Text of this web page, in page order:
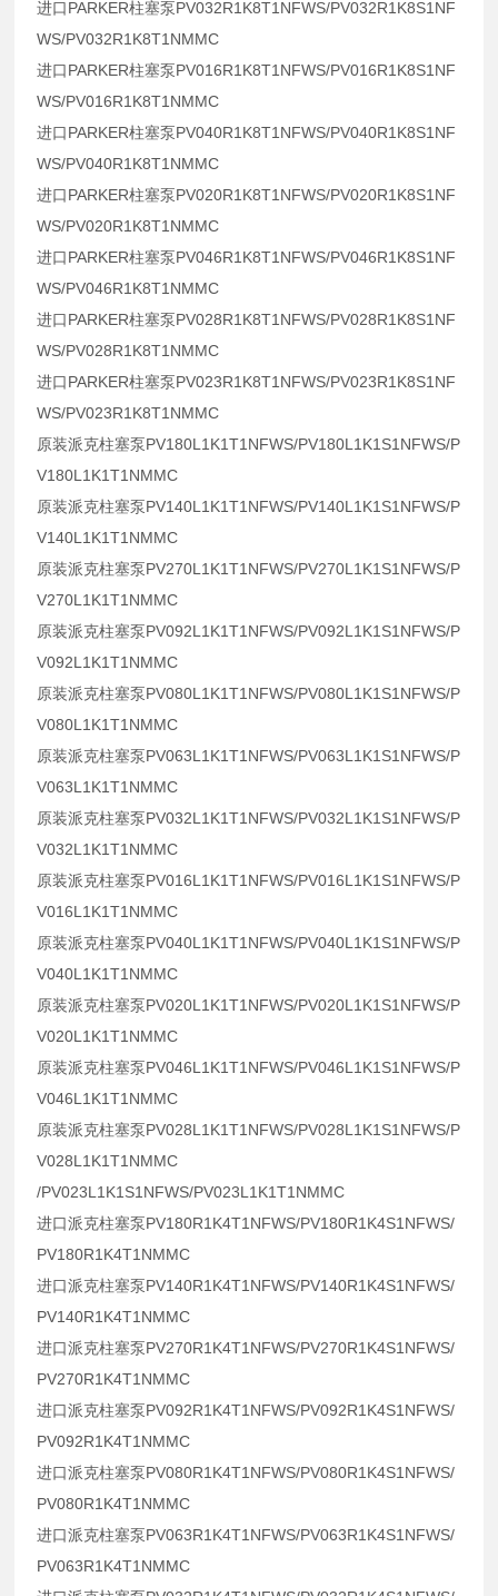
进口PARKER柱塞泵PV032R1K8T1NFWS/PV032R1K8S1NF
WS/PV032R1K8T1NMMC
进口PARKER柱塞泵PV016R1K8T1NFWS/PV016R1K8S1NF
WS/PV016R1K8T1NMMC
进口PARKER柱塞泵PV040R1K8T1NFWS/PV040R1K8S1NF
WS/PV040R1K8T1NMMC
进口PARKER柱塞泵PV020R1K8T1NFWS/PV020R1K8S1NF
WS/PV020R1K8T1NMMC
进口PARKER柱塞泵PV046R1K8T1NFWS/PV046R1K8S1NF
WS/PV046R1K8T1NMMC
进口PARKER柱塞泵PV028R1K8T1NFWS/PV028R1K8S1NF
WS/PV028R1K8T1NMMC
进口PARKER柱塞泵PV023R1K8T1NFWS/PV023R1K8S1NF
WS/PV023R1K8T1NMMC
原装派克柱塞泵PV180L1K1T1NFWS/PV180L1K1S1NFWS/P
V180L1K1T1NMMC
原装派克柱塞泵PV140L1K1T1NFWS/PV140L1K1S1NFWS/P
V140L1K1T1NMMC
原装派克柱塞泵PV270L1K1T1NFWS/PV270L1K1S1NFWS/P
V270L1K1T1NMMC
原装派克柱塞泵PV092L1K1T1NFWS/PV092L1K1S1NFWS/P
V092L1K1T1NMMC
原装派克柱塞泵PV080L1K1T1NFWS/PV080L1K1S1NFWS/P
V080L1K1T1NMMC
原装派克柱塞泵PV063L1K1T1NFWS/PV063L1K1S1NFWS/P
V063L1K1T1NMMC
原装派克柱塞泵PV032L1K1T1NFWS/PV032L1K1S1NFWS/P
V032L1K1T1NMMC
原装派克柱塞泵PV016L1K1T1NFWS/PV016L1K1S1NFWS/P
V016L1K1T1NMMC
原装派克柱塞泵PV040L1K1T1NFWS/PV040L1K1S1NFWS/P
V040L1K1T1NMMC
原装派克柱塞泵PV020L1K1T1NFWS/PV020L1K1S1NFWS/P
V020L1K1T1NMMC
原装派克柱塞泵PV046L1K1T1NFWS/PV046L1K1S1NFWS/P
V046L1K1T1NMMC
原装派克柱塞泵PV028L1K1T1NFWS/PV028L1K1S1NFWS/P
V028L1K1T1NMMC
/PV023L1K1S1NFWS/PV023L1K1T1NMMC
进口派克柱塞泵PV180R1K4T1NFWS/PV180R1K4S1NFWS/
PV180R1K4T1NMMC
进口派克柱塞泵PV140R1K4T1NFWS/PV140R1K4S1NFWS/
PV140R1K4T1NMMC
进口派克柱塞泵PV270R1K4T1NFWS/PV270R1K4S1NFWS/
PV270R1K4T1NMMC
进口派克柱塞泵PV092R1K4T1NFWS/PV092R1K4S1NFWS/
PV092R1K4T1NMMC
进口派克柱塞泵PV080R1K4T1NFWS/PV080R1K4S1NFWS/
PV080R1K4T1NMMC
进口派克柱塞泵PV063R1K4T1NFWS/PV063R1K4S1NFWS/
PV063R1K4T1NMMC